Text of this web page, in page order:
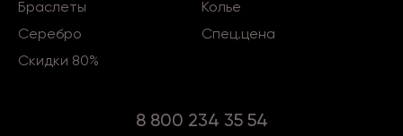
Браслеты
Колье
Серебро
Спец.цена
Скидки 80%
8 800 234 35 54